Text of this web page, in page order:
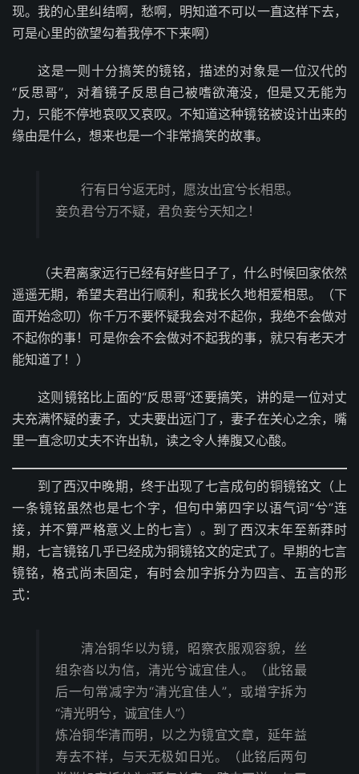
现。我的心里纠结啊，愁啊，明知道不可以一直这样下去，
可是心里的欲望勾着我停不下来啊）
这是一则十分搞笑的镜铭，描述的对象是一位汉代的
“反思哥”，对着镜子反思自己被嗜欲淹没，但是又无能为
力，只能不停地哀叹又哀叹。不知道这种镜铭被设计出来的
缘由是什么，想来也是一个非常搞笑的故事。
行有日兮返无时，愿汝出宜兮长相思。
妾负君兮万不疑，君负妾兮天知之！
（夫君离家远行已经有好些日子了，什么时候回家依然
遥遥无期，希望夫君出行顺利，和我长久地相爱相思。（下
面开始念叨）你千万不要怀疑我会对不起你，我绝不会做对
不起你的事！可是你会不会做对不起我的事，就只有老天才
能知道了！）
这则镜铭比上面的“反思哥”还要搞笑，讲的是一位对丈
夫充满怀疑的妻子，丈夫要出远门了，妻子在关心之余，嘴
里一直念叨丈夫不许出轨，读之令人捧腹又心酸。
到了西汉中晚期，终于出现了七言成句的铜镜铭文（上
一条镜铭虽然也是七个字，但句中第四字以语气词“兮”连
接，并不算严格意义上的七言）。到了西汉末年至新莽时
期，七言镜铭几乎已经成为铜镜铭文的定式了。早期的七言
镜铭，格式尚未固定，有时会加字拆分为四言、五言的形
式：
清冶铜华以为镜，昭察衣服观容貌，丝
组杂沓以为信，清光兮诚宜佳人。（此铭最
后一句常减字为“清光宜佳人”，或增字拆为
“清光明兮，诚宜佳人”）
炼冶铜华清而明，以之为镜宜文章，延年益
寿去不祥，与天无极如日光。（此铭后两句